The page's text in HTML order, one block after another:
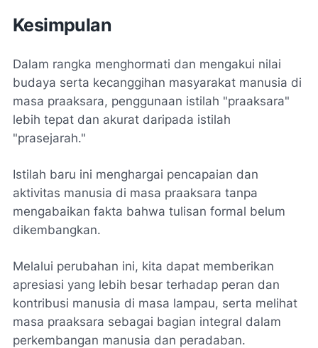
Kesimpulan
Dalam rangka menghormati dan mengakui nilai
budaya serta kecanggihan masyarakat manusia di
masa praaksara, penggunaan istilah "praaksara"
lebih tepat dan akurat daripada istilah
"prasejarah."
Istilah baru ini menghargai pencapaian dan
aktivitas manusia di masa praaksara tanpa
mengabaikan fakta bahwa tulisan formal belum
dikembangkan.
Melalui perubahan ini, kita dapat memberikan
apresiasi yang lebih besar terhadap peran dan
kontribusi manusia di masa lampau, serta melihat
masa praaksara sebagai bagian integral dalam
perkembangan manusia dan peradaban.